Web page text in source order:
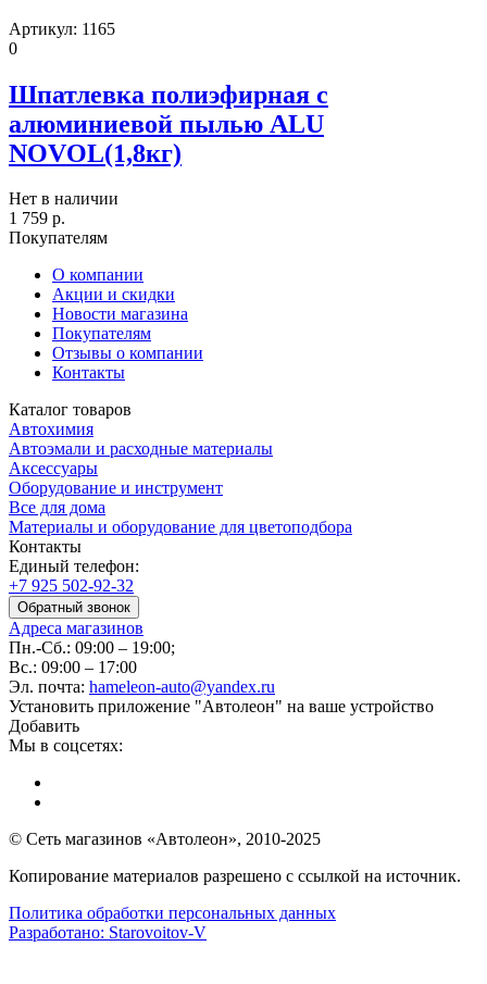
Артикул: 1165
0
Шпатлевка полиэфирная с
алюминиевой пылью ALU
NOVOL(1,8кг)
Нет в наличии
1 759 р.
Покупателям
О компании
Акции и скидки
Новости магазина
Покупателям
Отзывы о компании
Контакты
Каталог товаров
Автохимия
Автоэмали и расходные материалы
Аксессуары
Оборудование и инструмент
Все для дома
Материалы и оборудование для цветоподбора
Контакты
Единый телефон:
+7 925 502-92-32
Обратный звонок
Адреса магазинов
Пн.-Сб.: 09:00 – 19:00;
Вс.: 09:00 – 17:00
Эл. почта: hameleon-auto@yandex.ru
Установить приложение "Автолеон" на ваше устройство
Добавить
Мы в соцсетях:
© Сеть магазинов «Автолеон», 2010-2025
Копирование материалов разрешено с ссылкой на источник.
Политика обработки персональных данных
Разработано: Starovoitov-V